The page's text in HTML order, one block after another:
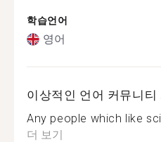
학습언어
영어
이상적인 언어 커뮤니티
Any people which like
더 보기